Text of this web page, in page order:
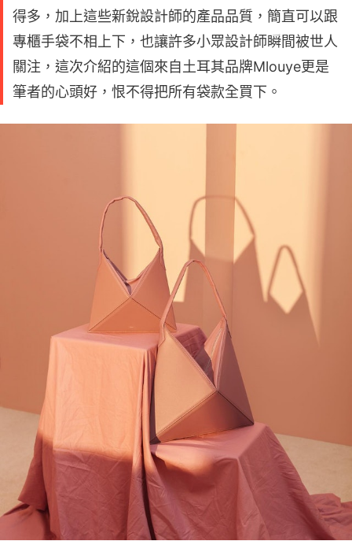
得多，加上這些新銳設計師的產品品質，簡直可以跟
專櫃手袋不相上下，也讓許多小眾設計師瞬間被世人
關注，這次介紹的這個來自土耳其品牌Mlouye更是
筆者的心頭好，恨不得把所有袋款全買下。